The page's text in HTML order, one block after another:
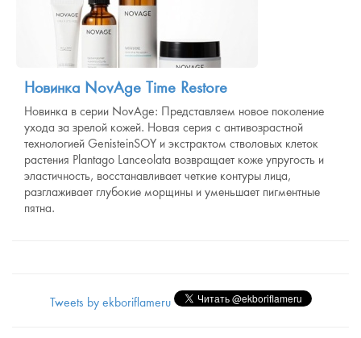
Новинка NovAge Time Restore
Новинка в серии NovAge: Представляем новое поколение
ухода за зрелой кожей. Новая серия с антивозрастной
технологией GenisteinSOY и экстрактом стволовых клеток
растения Plantago Lanceolata возвращает коже упругость и
эластичность, восстанавливает четкие контуры лица,
разглаживает глубокие морщины и уменьшает пигментные
пятна.
Tweets by ekboriflameru